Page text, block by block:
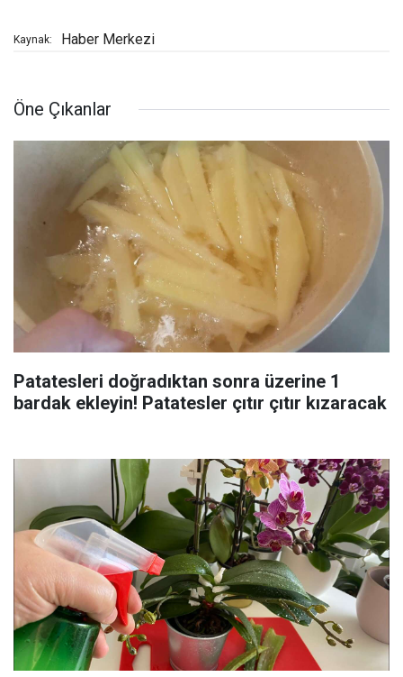
Kaynak: Haber Merkezi
Öne Çıkanlar
Patatesleri doğradıktan sonra üzerine 1
bardak ekleyin! Patatesler çıtır çıtır kızaracak